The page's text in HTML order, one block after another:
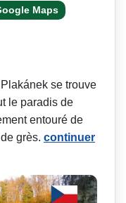
Maps
se trouve
le paradis de
entouré de
grès. continuer